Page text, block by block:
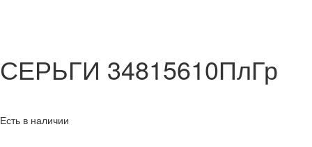
СЕРЬГИ 34815610ПлГр
Есть в наличии